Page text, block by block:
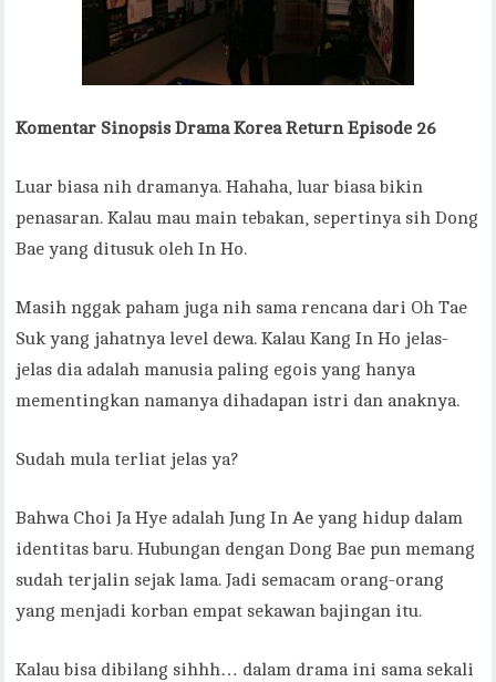
Komentar Sinopsis Drama Korea Return Episode 26
Luar biasa nih dramanya. Hahaha, luar biasa bikin
penasaran. Kalau mau main tebakan, sepertinya sih Dong
Bae yang ditusuk oleh In Ho.
Masih nggak paham juga nih sama rencana dari Oh Tae
Suk yang jahatnya level dewa. Kalau Kang In Ho jelas-
jelas dia adalah manusia paling egois yang hanya
mementingkan namanya dihadapan istri dan anaknya.
Sudah mula terliat jelas ya?
Bahwa Choi Ja Hye adalah Jung In Ae yang hidup dalam
identitas baru. Hubungan dengan Dong Bae pun memang
sudah terjalin sejak lama. Jadi semacam orang-orang
yang menjadi korban empat sekawan bajingan itu.
Kalau bisa dibilang sihhh… dalam drama ini sama sekali